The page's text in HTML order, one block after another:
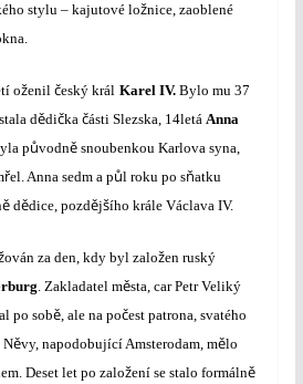
stylu – kajutové ložnice, zaoblené
oženil český král Karel IV.Bylo mu 37
dědička části Slezska, 14letá Anna
původněsnoubenkou Karlova syna,
řel. Anna sedm a půl roku po sňatku
ědědice, pozdějšího krále Václava IV.
ován za den, kdy byl založen ruský
rburg. Zakladatel města, car Petr Veliký
po sobě, ale na počest patrona, svatého
Něvy, napodobující Amsterodam, mělo
Deset let po založení se stalo formálně